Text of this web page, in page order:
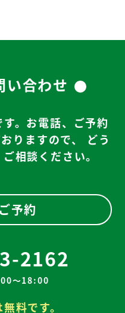
い合わせ
。お電話、ご予約
りますので、
どう
相談ください。
予約
2162
～18:00
料です。